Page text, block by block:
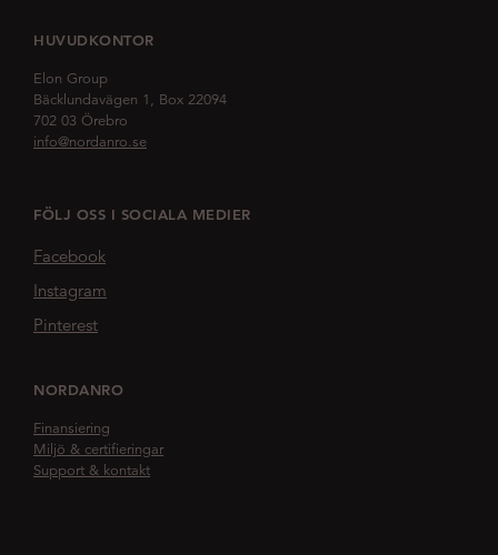
HUVUDKONTOR
Elon Group
Bäcklundavägen 1, Box 22094
702 03 Örebro
info@nordanro.se
FÖLJ OSS I SOCIALA MEDIER
Facebook
Instagram
Pinterest
NORDANRO
Finansiering
Miljö & certifieringar
Support & kontakt